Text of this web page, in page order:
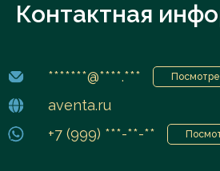
Контактная
*******@****.***
aventa.ru
+7 (999) ***-**-**